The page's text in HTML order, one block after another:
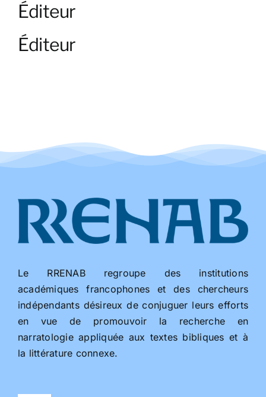
Éditeur
Éditeur
Le RRENAB regroupe des institutions
académiques francophones et des chercheurs
indépendants désireux de conjuguer leurs efforts
en vue de promouvoir la recherche en
narratologie appliquée aux textes bibliques et à
la littérature connexe.